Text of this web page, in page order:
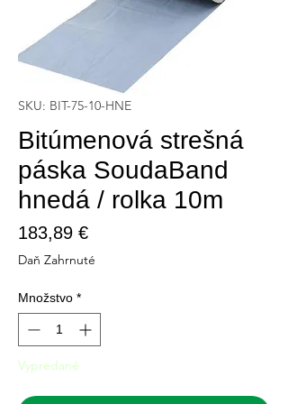
SKU: BIT-75-10-HNE
Bitúmenová strešná
páska SoudaBand
hnedá / rolka 10m
183,89 €Price
Daň Zahrnuté
Množstvo *
Vypredané